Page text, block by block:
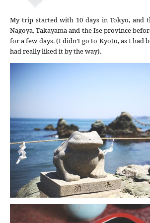
My trip started with 10 days in Tokyo, and
Nagoya, Takayama and the Ise province
for a few days. (I didn’t go to Kyoto, as I had
had really liked it by the way).